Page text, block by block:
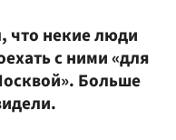
что некие люди
с ними «для
Больше